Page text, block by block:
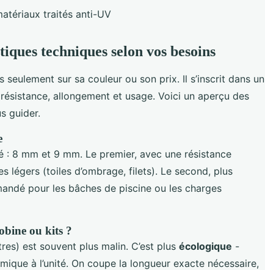
traités anti-UV
techniques selon vos besoins
seulement sur sa couleur ou son prix. Il s’inscrit dans un
allongement et usage. Voici un aperçu des
guider.
: 8 mm et 9 mm. Le premier, avec une résistance
légers (toiles d’ombrage, filets). Le second, plus
pour les bâches de piscine ou les charges
ou kits ?
est souvent plus malin. C’est plus écologique -
à l’unité. On coupe la longueur exacte nécessaire,